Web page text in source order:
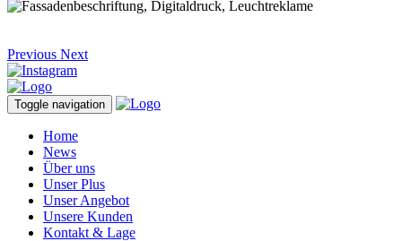
Previous Next
Toggle navigation
Home
News
Über uns
Unser Plus
Unser Angebot
Unsere Kunden
Kontakt & Lage